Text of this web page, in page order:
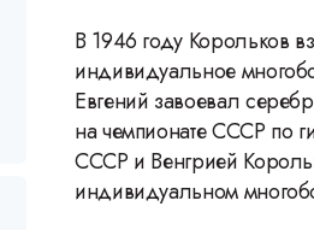
В 1946 году Корольков
индивидуальное
Евгений завоевал
на чемпионате СССР по
СССР и Венгрией
индивидуальном